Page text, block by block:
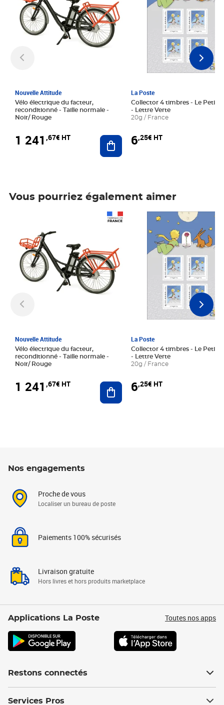
Nouvelle Attitude
Vélo électrique du facteur,
reconditionné - Taille normale -
Noir/ Rouge
1 241 ,67€ HT Ajouter au panier
La Poste
Collector 4 timbres - Le Petit
- Lettre Verte
20g / France
6,25€ HT
Vous pourriez également aimer
Nouvelle Attitude
Vélo électrique du facteur,
reconditionné - Taille normale -
Noir/ Rouge
1 241 ,67€ HT Ajouter au panier
La Poste
Collector 4 timbres - Le Petit
- Lettre Verte
20g / France
6,25€ HT
Prix 6,25€ HT
Nos engagements
Proche de vous
Localiser un bureau de poste
Paiements 100% sécurisés
Livraison gratuite
Hors livres et hors produits marketplace
Applications La Poste Toutes nos apps
Restons connectés
Services Pros